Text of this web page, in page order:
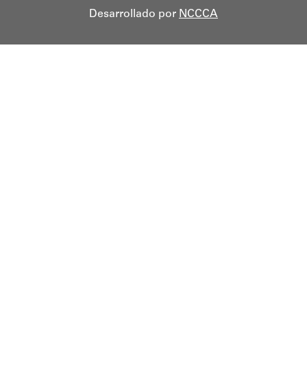
Desarrollado por NCCCA